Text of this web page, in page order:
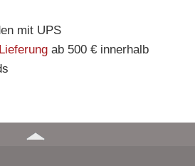
mit UPS
ab 500 € innerhalb